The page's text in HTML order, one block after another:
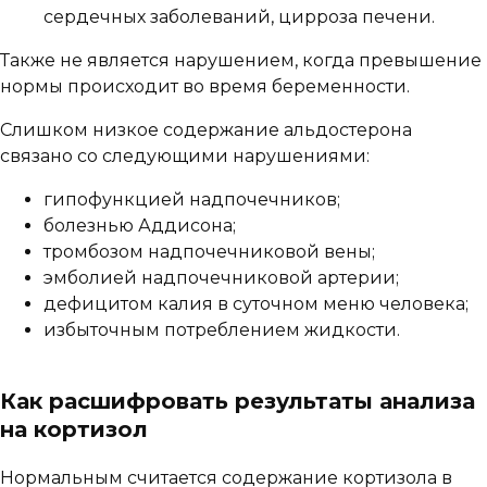
сердечных заболеваний, цирроза печени.
Также не является нарушением, когда превышение
нормы происходит во время беременности.
Слишком низкое содержание альдостерона
связано со следующими нарушениями:
гипофункцией надпочечников;
болезнью Аддисона;
тромбозом надпочечниковой вены;
эмболией надпочечниковой артерии;
дефицитом калия в суточном меню человека;
избыточным потреблением жидкости.
Как расшифровать результаты анализа
на кортизол
Нормальным считается содержание кортизола в